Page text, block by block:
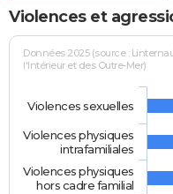
Violences et
Données 2025 (source :
l'Intérieur et des Outre-Mer)
Violences sexuelles
Violences physiques
intrafamiliales
Violences physiques
hors cadre familial